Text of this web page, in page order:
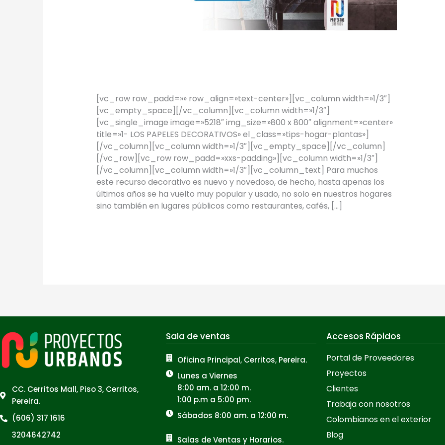
[vc_row row_padd=»» row_align=»text-center»][vc_column width=»1/3″]
[vc_empty_space][/vc_column][vc_column width=»1/3″]
[vc_single_image image=»5218″ img_size=»800 x 800″ alignment=»center»
title=»1- LOS PAPELES DECORATIVOS» el_class=»tips-hogar-plantas»]
[/vc_column][vc_column width=»1/3″][vc_empty_space][/vc_column]
[/vc_row][vc_row row_padd=»xxs-padding»][vc_column width=»1/3″]
[/vc_column][vc_column width=»1/3″][vc_column_text] Para muchos
este recurso decorativo es nuevo y novedoso, de hecho, hasta apenas los
últimos años se ha vuelto muy popular y usado, no solo en nuestros hogares
sino también en lugares públicos como restaurantes, cafés, […]
CC. Cerritos Mall, Piso 3, Cerritos,
Pereira.
(606) 317 1616
3204642742
Sala de ventas
Oficina Principal, Cerritos, Pereira.
Lunes a Viernes
8:00 am. a 12:00 m.
1:00 p.m a 5:00 pm.
Sábados 8:00 am. a 12:00 m.
Salas de Ventas y Horarios.
Accesos Rápidos
Portal de Proveedores
Proyectos
Clientes
Trabaja con nosotros
Colombianos en el exterior
Blog